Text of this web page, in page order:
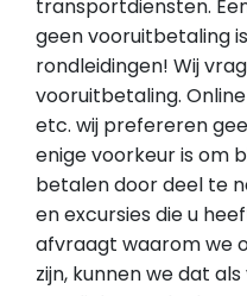
transportdiensten.
geen vooruitbetaling
rondleidingen! Wij
vooruitbetaling.
etc. wij prefereren
enige voorkeur is om
betalen door deel te
en excursies die u
afvraagt ​​waarom we
zijn, kunnen we dat